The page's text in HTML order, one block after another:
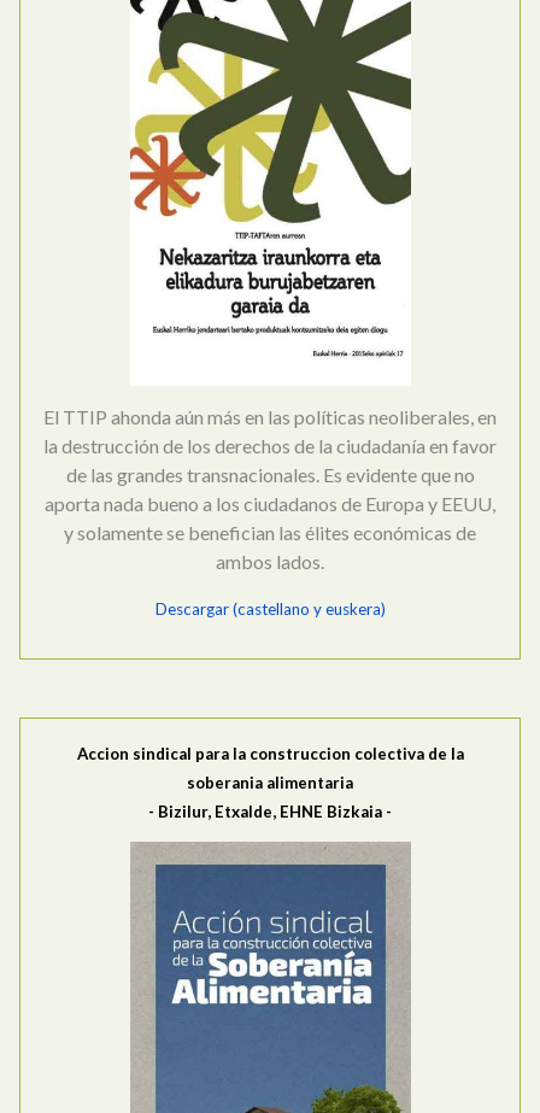
El TTIP ahonda aún más en las políticas neoliberales, en
la destrucción de los derechos de la ciudadanía en favor
de las grandes transnacionales. Es evidente que no
aporta nada bueno a los ciudadanos de Europa y EEUU,
y solamente se benefician las élites económicas de
ambos lados.
Descargar (castellano y euskera)
Accion sindical para la construccion colectiva de la
soberania alimentaria
- Bizilur, Etxalde, EHNE Bizkaia -